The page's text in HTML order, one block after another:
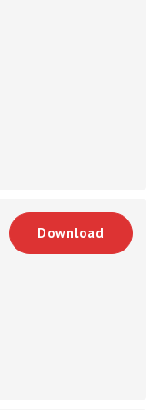
Download